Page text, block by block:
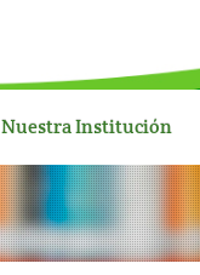
Nuestra Institución